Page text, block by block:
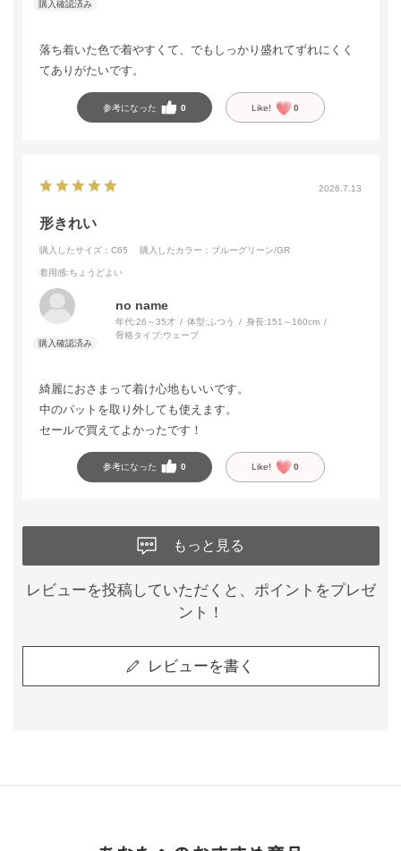
落ち着いた色で着やすくて、でもしっかり盛れてずれにくく
てありがたいです。
参考になった 0 Like! 0
2026.7.13
形きれい
購入したサイズ：C65 購入したカラー：ブルーグリーン/GR
着用感:ちょうどよい
no name
年代:26～35才 体型: ふつう 身長:151～160cm
骨格タイプ:ウェーブ
綺麗におさまって着け心地もいいです。
中のパットを取り外しても使えます。
セールで買えてよかったです！
参考になった 0 Like! 0
もっと見る
レビューを投稿していただくと、ポイントをプレゼ
ント！
レビューを書く